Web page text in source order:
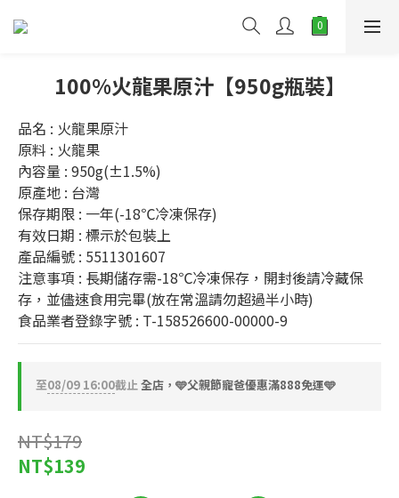
100%火龍果原汁【950g瓶裝】
品名 : 火龍果原汁
原料 : 火龍果
內容量 : 950g(±1.5%)
原產地 : 台灣
保存期限 : 一年(-18℃冷凍保存)
有效日期 : 標示於包裝上
產品編號 : 5511301607
注意事項 : 長期儲存需-18℃冷凍保存，開封後請冷藏保
存，並儘速食用完畢(放在常溫請勿超過半小時)
食品業者登錄字號 : T-158526600-00000-9
至08/09 16:00截止全店，🩵父親節寵爸優惠滿888免運🩵
NT$179
NT$139